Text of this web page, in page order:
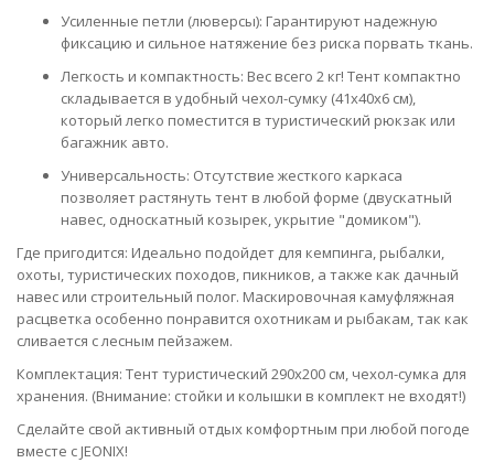
Усиленные петли (люверсы): Гарантируют надежную
фиксацию и сильное натяжение без риска порвать ткань.
Легкость и компактность: Вес всего 2 кг! Тент компактно
складывается в удобный чехол-сумку (41x40x6 см),
который легко поместится в туристический рюкзак или
багажник авто.
Универсальность: Отсутствие жесткого каркаса
позволяет растянуть тент в любой форме (двускатный
навес, односкатный козырек, укрытие "домиком").
Где пригодится: Идеально подойдет для кемпинга, рыбалки,
охоты, туристических походов, пикников, а также как дачный
навес или строительный полог. Маскировочная камуфляжная
расцветка особенно понравится охотникам и рыбакам, так как
сливается с лесным пейзажем.
Комплектация: Тент туристический 290х200 см, чехол-сумка для
хранения. (Внимание: стойки и колышки в комплект не входят!)
Сделайте свой активный отдых комфортным при любой погоде
вместе с JEONIX!